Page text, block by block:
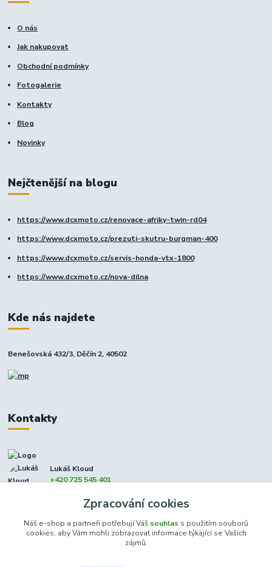
O nás
Jak nakupovat
Obchodní podmínky
Fotogalerie
Kontakty
Blog
Novinky
Nejčtenější na blogu
https://www.dcxmoto.cz/renovace-afriky-twin-rd04
https://www.dcxmoto.cz/prezuti-skutru-burgman-400
https://www.dcxmoto.cz/servis-honda-vtx-1800
https://www.dcxmoto.cz/nova-dilna
Kde nás najdete
Benešovská 432/3, Děčín 2, 40502
Kontakty
Lukáš Kloud
+420 725 545 401
Zpracování cookies
Náš e-shop a partneři potřebují Váš souhlas s použitím souborů
cookies, aby Vám mohli zobrazovat informace týkající se Vašich
zájmů.